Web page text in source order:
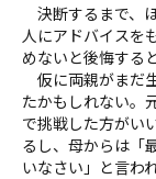
決断するまで、
人にアドバイスを
めないと後悔する
仮に両親がまだ
たかもしれない。
で挑戦した方がい
るし、母からは「
いなさい」と言わ